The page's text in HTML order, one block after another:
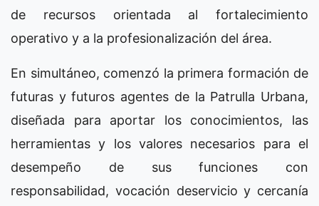
de recursos orientada al fortalecimiento
operativo y a la profesionalización del área.
En simultáneo, comenzó la primera formación de
futuras y futuros agentes de la Patrulla Urbana,
diseñada para aportar los conocimientos, las
herramientas y los valores necesarios para el
desempeño de sus funciones con
responsabilidad, vocación deservicio y cercanía